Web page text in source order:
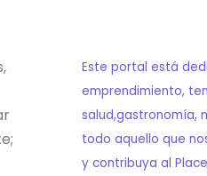
Este portal está
emprendimiento,
salud,gastronomía,
todo aquello que
y contribuya al